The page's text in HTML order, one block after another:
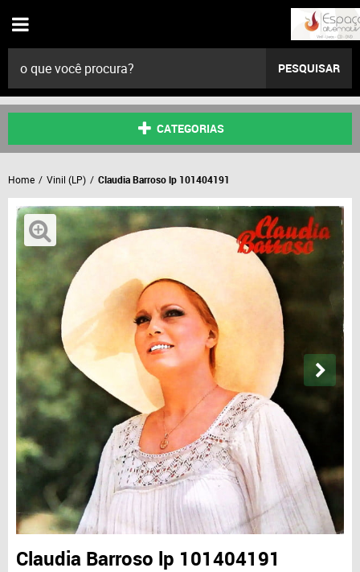
PESQUISAR
CATEGORIAS
Home Vinil (LP) Claudia Barroso lp 101404191
Claudia Barroso lp 101404191